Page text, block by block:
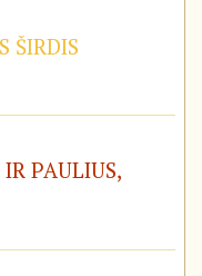
ŠIRDIS
IR PAULIUS,